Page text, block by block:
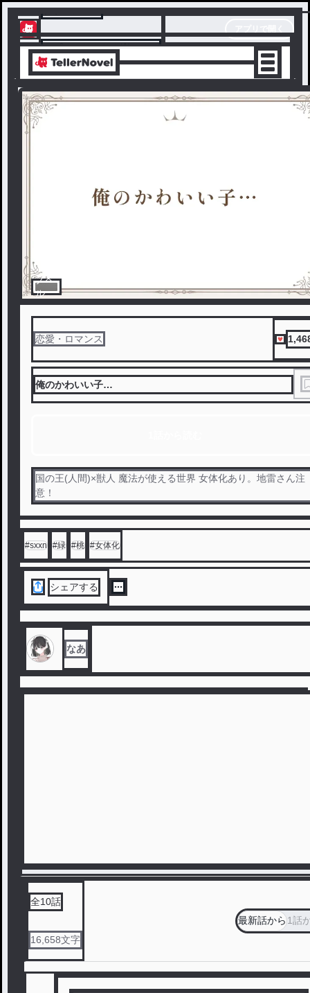
テラーノベル
アプリでサクサク楽しめる
ノベ
ル
恋愛・ロマンス
俺のかわいい子…
国の王(人間)×獣人 魔法が使える世界 女体化あり。地雷さん注
意！
#sxxn #緑 #桃 #女体化
シェアする
なあ
全10話
16,658文字
最新話から1話